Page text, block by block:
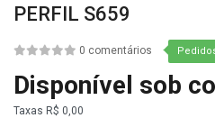
PERFIL S659
0 comentários
Disponível sob
Taxas R$ 0,00